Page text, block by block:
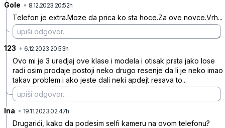
Gole • 8.12.2023 20:52h
Telefon je extra.Moze da prica ko sta hoce.Za ove novce.Vrh...
123 • 6.12.2023 20:53h
Ovo mi je 3 uredjaj ove klase i modela i otisak prsta jako lose
radi osim prodaje postoji neko drugo resenje da li je neko imao
takav problem i ako jeste dali neki apdejt resava to...
Ina • 19.11.2023 02:47h
Drugarići, kako da podesim selfi kameru na ovom telefonu?